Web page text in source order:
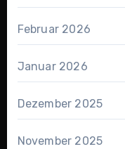
Februar 2026
Januar 2026
Dezember 2025
November 2025